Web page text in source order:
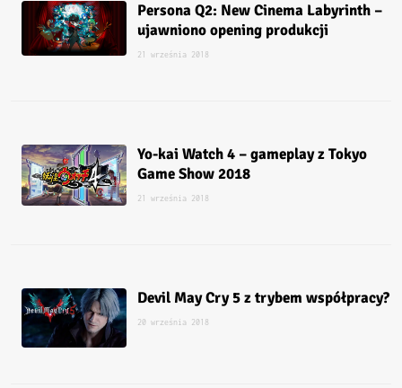
Persona Q2: New Cinema Labyrinth –
ujawniono opening produkcji
21 września 2018
Yo-kai Watch 4 – gameplay z Tokyo
Game Show 2018
21 września 2018
Devil May Cry 5 z trybem współpracy?
20 września 2018